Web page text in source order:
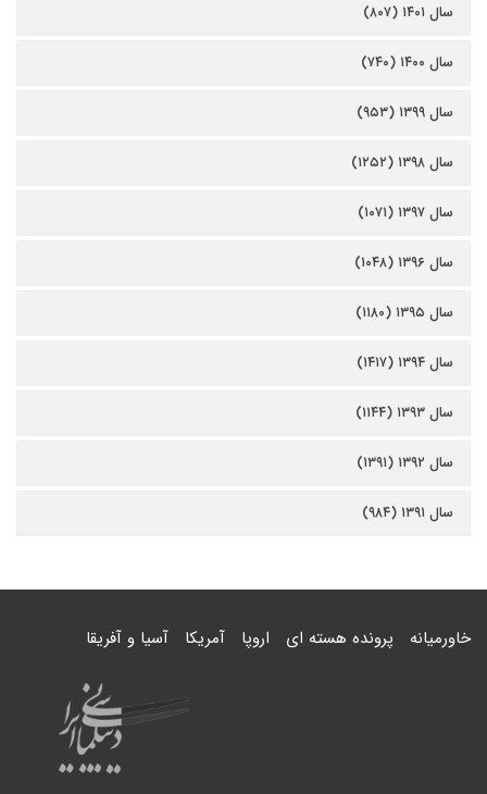
سال ۱۴۰۱ (۸۰۷)
سال ۱۴۰۰ (۷۴۰)
سال ۱۳۹۹ (۹۵۳)
سال ۱۳۹۸ (۱۲۵۲)
سال ۱۳۹۷ (۱۰۷۱)
سال ۱۳۹۶ (۱۰۴۸)
سال ۱۳۹۵ (۱۱۸۰)
سال ۱۳۹۴ (۱۴۱۷)
سال ۱۳۹۳ (۱۱۴۴)
سال ۱۳۹۲ (۱۳۹۱)
سال ۱۳۹۱ (۹۸۴)
خاورمیانه پرونده هسته ای اروپا آمریکا آسیا و آفریقا